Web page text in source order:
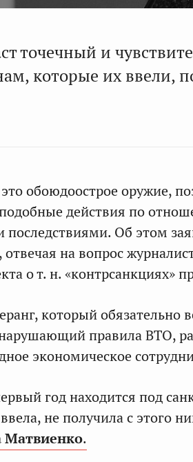
точечный и
которые их ввели,
обоюдоострое оружие,
действия по
последствиями. Об этом
на вопрос
о т. н. «контрсанкциях»
который обязательно
правила ВТО,
экономическое
год находится под
не получила с этого
Матвиенко.